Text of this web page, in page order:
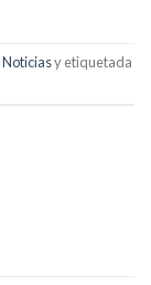
Noticiasy etiquetada